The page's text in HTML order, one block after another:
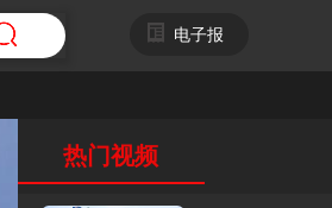
电子报
热门视频